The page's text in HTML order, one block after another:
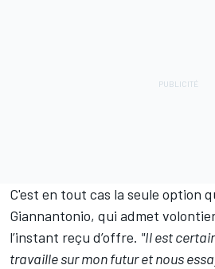
C'est en tout cas la seule option
Giannantonio, qui admet
l’instant reçu d’offre. "Il est
travaille sur mon futur et nous